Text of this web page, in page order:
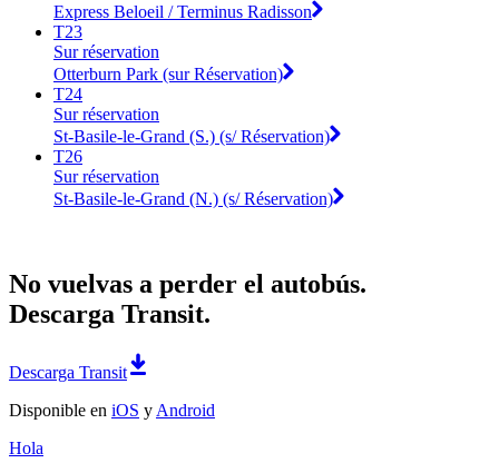
Express Beloeil / Terminus Radisson
T23
Sur réservation
Otterburn Park (sur Réservation)
T24
Sur réservation
St-Basile-le-Grand (S.) (s/ Réservation)
T26
Sur réservation
St-Basile-le-Grand (N.) (s/ Réservation)
No vuelvas a perder el autobús.
Descarga Transit.
Descarga Transit
Disponible en iOS y Android
Hola